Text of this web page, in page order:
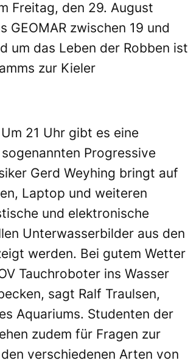
Freitag, den 29. August
GEOMAR zwischen 19 und
um das Leben der Robben ist
zur Kieler
21 Uhr gibt es eine
Progressive
Gerd Weyhing bringt auf
Laptop und weiteren
und elektronische
Unterwasserbilder aus den
werden. Bei gutem Wetter
Tauchroboter ins Wasser
sagt Ralf Traulsen,
Aquariums. Studenten der
zudem für Fragen zur
verschiedenen Arten von